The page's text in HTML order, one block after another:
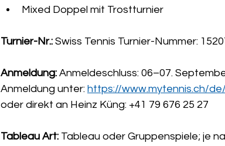
Mixed Doppel mit Trostturnier
Turnier-Nr.: Swiss Tennis Turnier-Nummer:
Anmeldung: Anmeldeschluss: 06–07.
Anmeldung unter: https://www.mytennis.ch/
oder direkt an Heinz Küng: +41 79 676 25 27
Tableau Art: Tableau oder Gruppenspiele; je